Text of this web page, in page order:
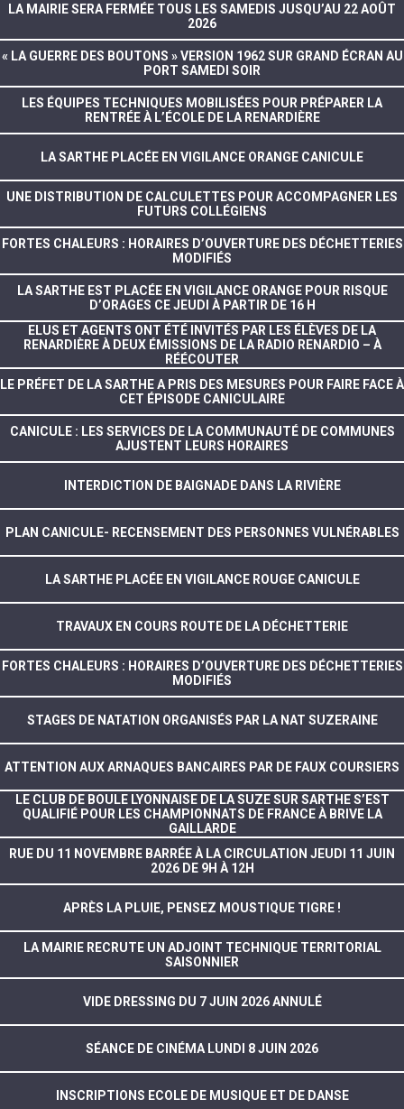
LA MAIRIE SERA FERMÉE TOUS LES SAMEDIS JUSQU’AU 22 AOÛT
2026
« LA GUERRE DES BOUTONS » VERSION 1962 SUR GRAND ÉCRAN AU
PORT SAMEDI SOIR
LES ÉQUIPES TECHNIQUES MOBILISÉES POUR PRÉPARER LA
RENTRÉE À L’ÉCOLE DE LA RENARDIÈRE
LA SARTHE PLACÉE EN VIGILANCE ORANGE CANICULE
UNE DISTRIBUTION DE CALCULETTES POUR ACCOMPAGNER LES
FUTURS COLLÉGIENS
FORTES CHALEURS : HORAIRES D’OUVERTURE DES DÉCHETTERIES
MODIFIÉS
LA SARTHE EST PLACÉE EN VIGILANCE ORANGE POUR RISQUE
D’ORAGES CE JEUDI À PARTIR DE 16 H
ELUS ET AGENTS ONT ÉTÉ INVITÉS PAR LES ÉLÈVES DE LA
RENARDIÈRE À DEUX ÉMISSIONS DE LA RADIO RENARDIO – À
RÉÉCOUTER
LE PRÉFET DE LA SARTHE A PRIS DES MESURES POUR FAIRE FACE À
CET ÉPISODE CANICULAIRE
CANICULE : LES SERVICES DE LA COMMUNAUTÉ DE COMMUNES
AJUSTENT LEURS HORAIRES
INTERDICTION DE BAIGNADE DANS LA RIVIÈRE
PLAN CANICULE- RECENSEMENT DES PERSONNES VULNÉRABLES
LA SARTHE PLACÉE EN VIGILANCE ROUGE CANICULE
TRAVAUX EN COURS ROUTE DE LA DÉCHETTERIE
FORTES CHALEURS : HORAIRES D’OUVERTURE DES DÉCHETTERIES
MODIFIÉS
STAGES DE NATATION ORGANISÉS PAR LA NAT SUZERAINE
ATTENTION AUX ARNAQUES BANCAIRES PAR DE FAUX COURSIERS
LE CLUB DE BOULE LYONNAISE DE LA SUZE SUR SARTHE S’EST
QUALIFIÉ POUR LES CHAMPIONNATS DE FRANCE À BRIVE LA
GAILLARDE
RUE DU 11 NOVEMBRE BARRÉE À LA CIRCULATION JEUDI 11 JUIN
2026 DE 9H À 12H
APRÈS LA PLUIE, PENSEZ MOUSTIQUE TIGRE !
LA MAIRIE RECRUTE UN ADJOINT TECHNIQUE TERRITORIAL
SAISONNIER
VIDE DRESSING DU 7 JUIN 2026 ANNULÉ
SÉANCE DE CINÉMA LUNDI 8 JUIN 2026
INSCRIPTIONS ECOLE DE MUSIQUE ET DE DANSE